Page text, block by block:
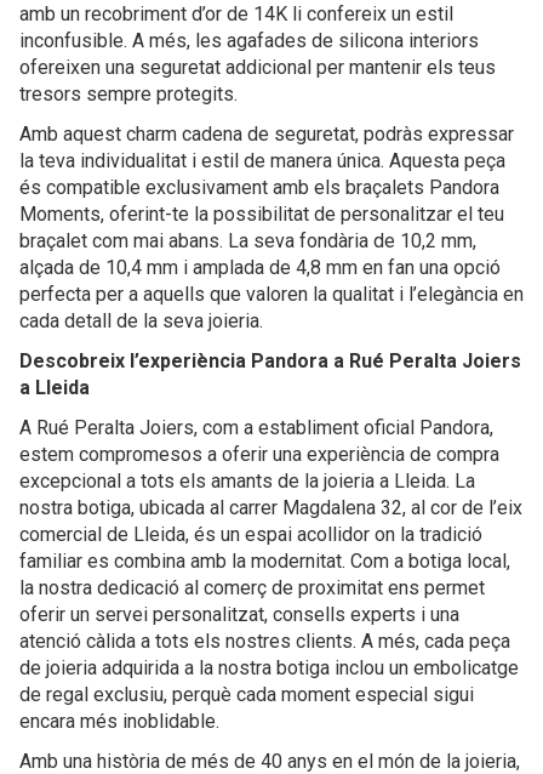
amb un recobriment d’or de 14K li confereix un estil
inconfusible. A més, les agafades de silicona interiors
ofereixen una seguretat addicional per mantenir els teus
tresors sempre protegits.
Amb aquest charm cadena de seguretat, podràs expressar
la teva individualitat i estil de manera única. Aquesta peça
és compatible exclusivament amb els braçalets Pandora
Moments, oferint-te la possibilitat de personalitzar el teu
braçalet com mai abans. La seva fondària de 10,2 mm,
alçada de 10,4 mm i amplada de 4,8 mm en fan una opció
perfecta per a aquells que valoren la qualitat i l’elegància en
cada detall de la seva joieria.
Descobreix l’experiència Pandora a Rué Peralta Joiers
a Lleida
A Rué Peralta Joiers, com a establiment oficial Pandora,
estem compromesos a oferir una experiència de compra
excepcional a tots els amants de la joieria a Lleida. La
nostra botiga, ubicada al carrer Magdalena 32, al cor de l’eix
comercial de Lleida, és un espai acollidor on la tradició
familiar es combina amb la modernitat. Com a botiga local,
la nostra dedicació al comerç de proximitat ens permet
oferir un servei personalitzat, consells experts i una
atenció càlida a tots els nostres clients. A més, cada peça
de joieria adquirida a la nostra botiga inclou un embolicatge
de regal exclusiu, perquè cada moment especial sigui
encara més inoblidable.
Amb una història de més de 40 anys en el món de la joieria,